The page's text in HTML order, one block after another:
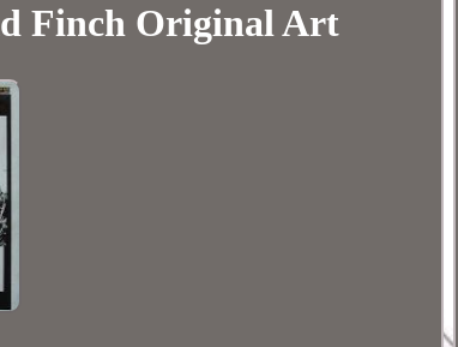
Finch Original Art